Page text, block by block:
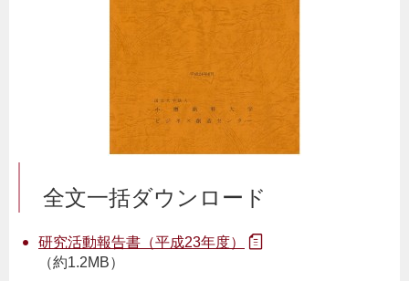
全文一括ダウンロード
研究活動報告書（平成23年度）
（約1.2MB）